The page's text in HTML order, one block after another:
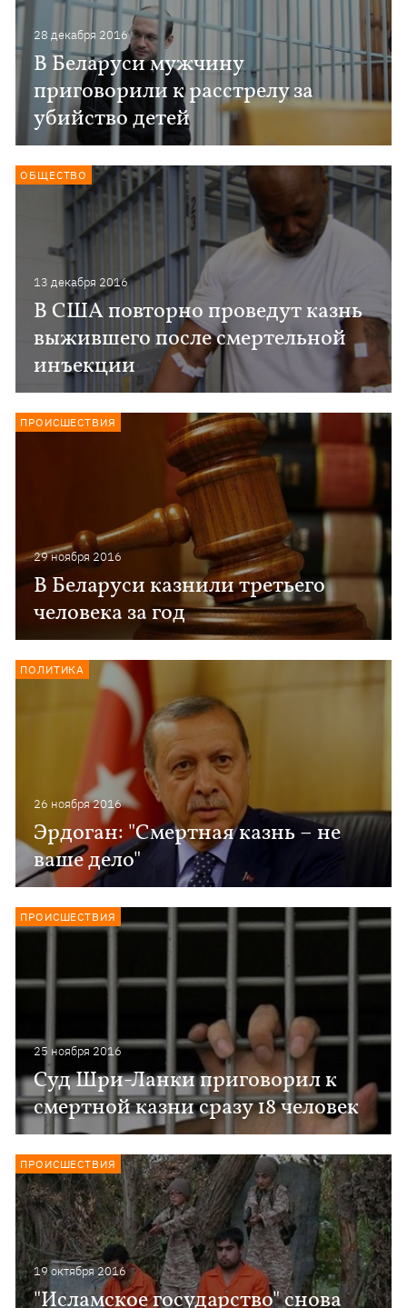
28 декабря 2016
В Беларуси мужчину
приговорили к расстрелу за
убийство детей
13 декабря 2016
В США повторно проведут казнь
выжившего после смертельной
инъекции
ОБЩЕСТВО
29 ноября 2016
В Беларуси казнили третьего
человека за год
ПРОИСШЕСТВИЯ
26 ноября 2016
Эрдоган: "Смертная казнь – не
ваше дело"
ПОЛИТИКА
25 ноября 2016
Суд Шри-Ланки приговорил к
смертной казни сразу 18 человек
ПРОИСШЕСТВИЯ
19 октября 2016
"Исламское государство" снова
ПРОИСШЕСТВИЯ